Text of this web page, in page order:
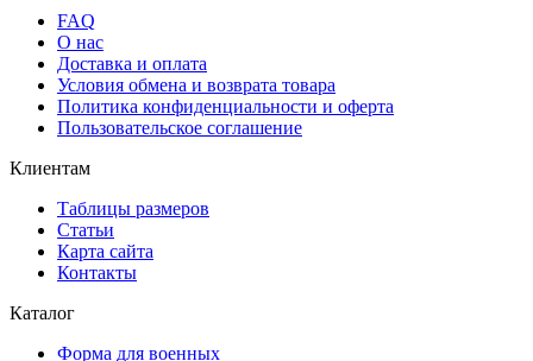
FAQ
О нас
Доставка и оплата
Условия обмена и возврата товара
Политика конфиденциальности и оферта
Пользовательское соглашение
Клиентам
Таблицы размеров
Статьи
Карта сайта
Контакты
Каталог
Форма для военных